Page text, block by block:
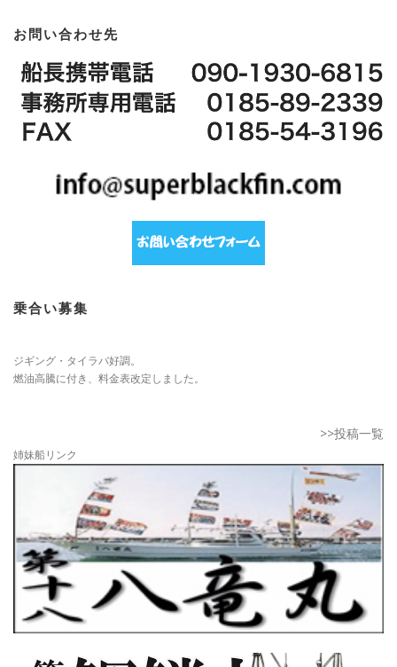
お問い合わせ先
乗合い募集
ジギング・タイラバ好調。
燃油高騰に付き、料金表改定しました。
>>投稿一覧
姉妹船リンク